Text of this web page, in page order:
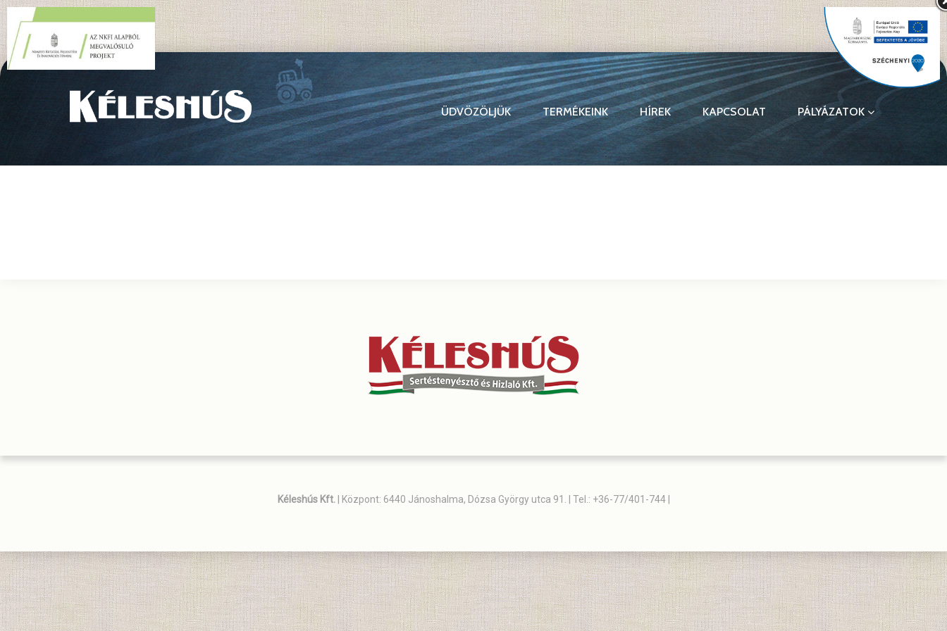
ÜDVÖZÖLJÜK TERMÉKEINK HÍREK KAPCSOLAT PÁLYÁZATOK
Kéleshús Kft. | Központ: 6440 Jánoshalma, Dózsa György utca 91. | Tel.: +36-77/401-744 |